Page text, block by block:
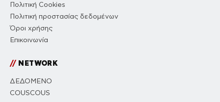
Πολιτική Cookies
Πολιτική προστασίας δεδομένων
Όροι χρήσης
Επικοινωνία
//NETWORK
ΔΕΔΟΜΕΝΟ
COUSCOUS